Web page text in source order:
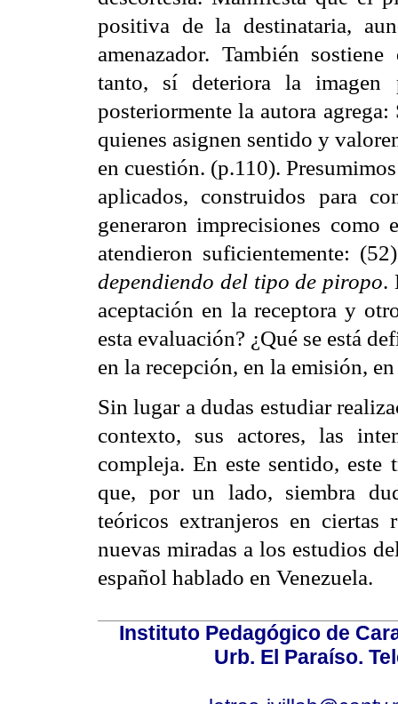
positiva de la destinataria,
amenazador. También
tanto, sí deteriora la imagen
posteriormente la autora agrega:
quienes asignen sentido y
en cuestión. (p.110).
aplicados, construidos para
generaron imprecisiones como
atendieron suficientemente:
dependiendo del tipo de piropo.
aceptación en la receptora y
esta evaluación? ¿Qué se está
en la recepción, en la emisión,
Sin lugar a dudas estudiar
contexto, sus actores, las
compleja. En este sentido, este
que, por un lado, siembra
teóricos extranjeros en ciertas
nuevas miradas a los estudios
español hablado en Venezuela.
Instituto Pedagógico de
Urb. El Paraíso.